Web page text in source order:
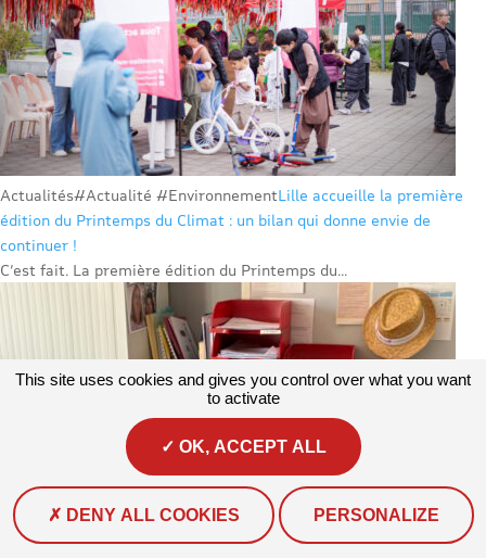
Actualités#Actualité #EnvironnementLille accueille la première
édition du Printemps du Climat : un bilan qui donne envie de
continuer !
C’est fait. La première édition du Printemps du...
This site uses cookies and gives you control over what you want
to activate
OK, ACCEPT ALL
DENY ALL COOKIES PERSONALIZE